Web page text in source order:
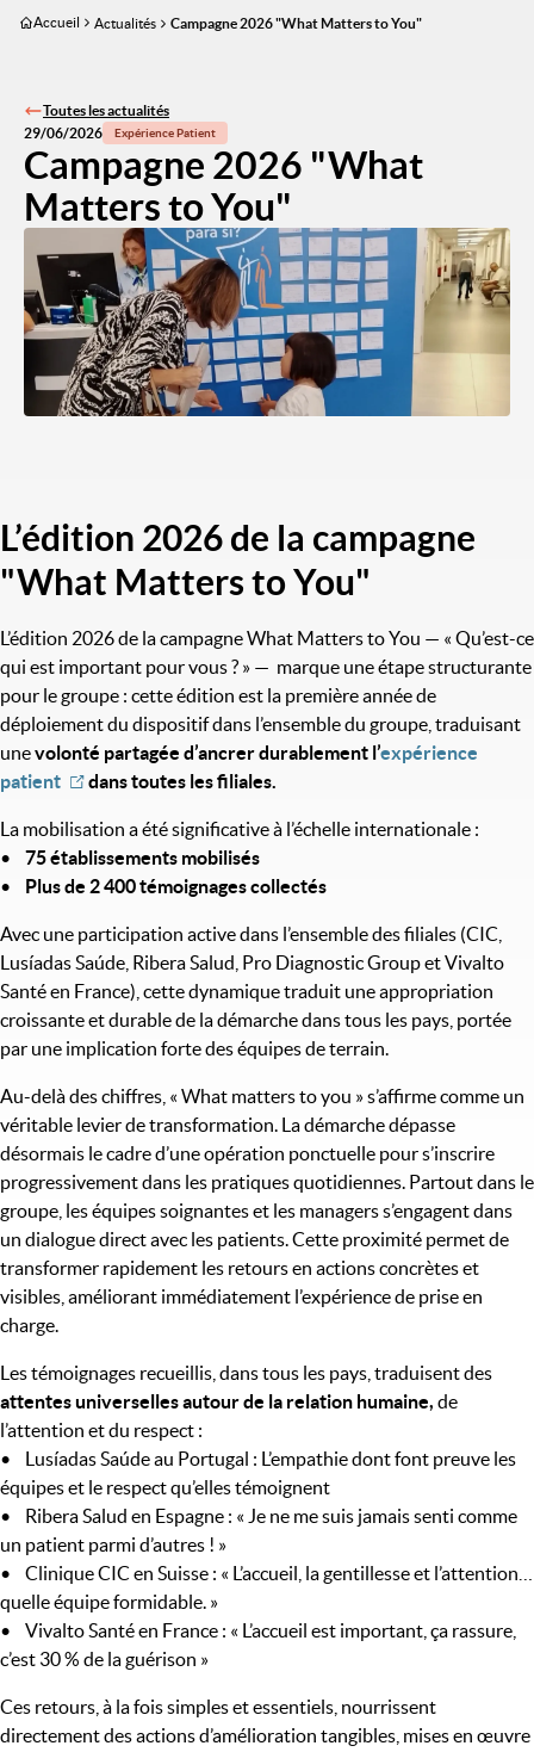
Aller
principal
Accueil Actualités Campagne 2026 "What Matters to You"
Toutes les actualités
29/06/2026
Expérience Patient
Campagne 2026 "What
Matters to You"
Titre
L’édition 2026 de la campagne
"What Matters to You"
L’édition 2026 de la campagne What Matters to You — « Qu’est-ce
qui est important pour vous ? » — marque une étape structurante
pour le groupe : cette édition est la première année de
déploiement du dispositif dans l’ensemble du groupe, traduisant
unevolonté partagée d’ancrer durablement l’expérience
patient
dans toutes les filiales.
La mobilisation a été significative à l’échelle internationale :
• 75 établissements mobilisés
• Plus de 2 400 témoignages collectés
Avec une participation active dans l’ensemble des filiales (CIC,
Lusíadas Saúde, Ribera Salud, Pro Diagnostic Group et Vivalto
Santé en France), cette dynamique traduit une appropriation
croissante et durable de la démarche dans tous les pays, portée
par une implication forte des équipes de terrain.
Au-delà des chiffres, « What matters to you » s’affirme comme un
véritable levier de transformation. La démarche dépasse
désormais le cadre d’une opération ponctuelle pour s’inscrire
progressivement dans les pratiques quotidiennes. Partout dans le
groupe, les équipes soignantes et les managers s’engagent dans
un dialogue direct avec les patients. Cette proximité permet de
transformer rapidement les retours en actions concrètes et
visibles, améliorant immédiatement l’expérience de prise en
charge.
Les témoignages recueillis, dans tous les pays, traduisent des
attentes universelles autour de la relation humaine, de
l’attention et du respect :
• Lusíadas Saúde au Portugal : L’empathie dont font preuve les
équipes et le respect qu’elles témoignent
• Ribera Salud en Espagne : « Je ne me suis jamais senti comme
un patient parmi d’autres ! »
• Clinique CIC en Suisse : « L’accueil, la gentillesse et l’attention…
quelle équipe formidable. »
• Vivalto Santé en France : « L’accueil est important, ça rassure,
c’est 30 % de la guérison »
Ces retours, à la fois simples et essentiels, nourrissent
directement des actions d’amélioration tangibles, mises en œuvre